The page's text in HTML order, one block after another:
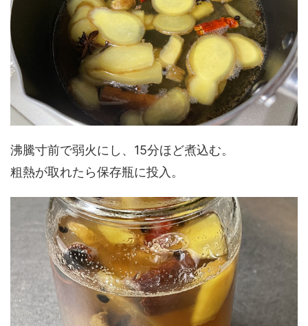
沸騰寸前で弱火にし、15分ほど煮込む。
粗熱が取れたら保存瓶に投入。